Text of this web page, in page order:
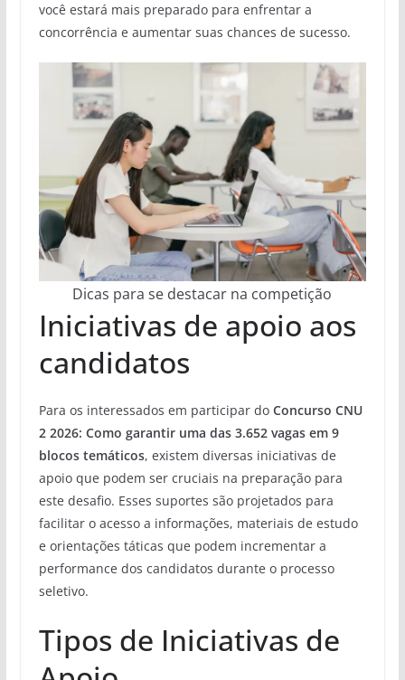
você estará mais preparado para enfrentar a
concorrência e aumentar suas chances de sucesso.
Dicas para se destacar na competição
Iniciativas de apoio aos
candidatos
Para os interessados em participar do Concurso CNU
2 2026: Como garantir uma das 3.652 vagas em 9
blocos temáticos, existem diversas iniciativas de
apoio que podem ser cruciais na preparação para
este desafio. Esses suportes são projetados para
facilitar o acesso a informações, materiais de estudo
e orientações táticas que podem incrementar a
performance dos candidatos durante o processo
seletivo.
Tipos de Iniciativas de